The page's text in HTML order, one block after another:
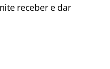
receber e dar